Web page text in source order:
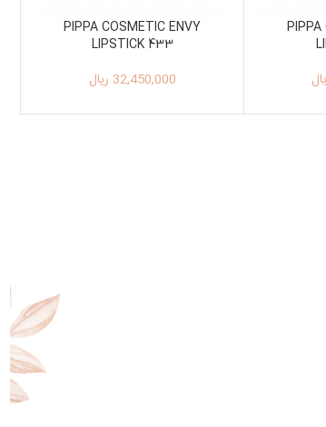
PIPPA
PIPPA COSMETIC ENVY
LIPSTICK 433
32,450,000 ریال